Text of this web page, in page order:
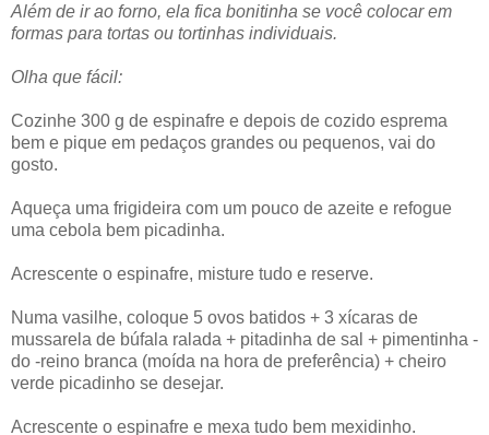
Além de ir ao forno, ela fica bonitinha se você colocar em
formas para tortas ou tortinhas individuais.
Olha que fácil:
Cozinhe 300 g de espinafre e depois de cozido esprema
bem e pique em pedaços grandes ou pequenos, vai do
gosto.
Aqueça uma frigideira com um pouco de azeite e refogue
uma cebola bem picadinha.
Acrescente o espinafre, misture tudo e reserve.
Numa vasilhe, coloque 5 ovos batidos + 3 xícaras de
mussarela de búfala ralada + pitadinha de sal + pimentinha -
do -reino branca (moída na hora de preferência) + cheiro
verde picadinho se desejar.
Acrescente o espinafre e mexa tudo bem mexidinho.